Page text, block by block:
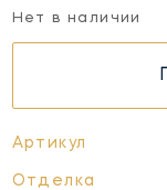
Нет в наличии
Артикул
Отделка